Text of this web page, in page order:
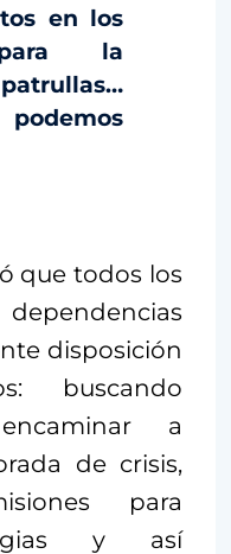
en los
para la
que todos los
disposición
buscando
a
de crisis,
para
y así